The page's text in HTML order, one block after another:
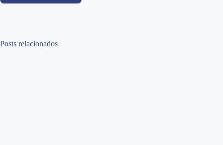
Posts relacionados